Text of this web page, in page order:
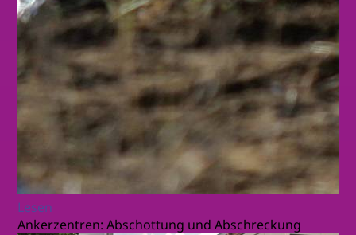
Lesen
Ankerzentren: Abschottung und Abschreckung